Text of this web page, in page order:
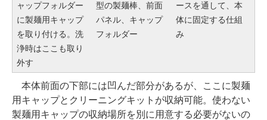
ャップフォルダー
に製麺用キャップ
を取り付ける。洗
浄時はここも取り
外す
型の製麺棒、前面
パネル、キャップ
フォルダー
ースを通して、本
体に固定する仕組
み
本体前面の下部には凹んだ部分があるが、ここに製麺
用キャップとクリーニングキットが収納可能。使わない
製麺用キャップの収納場所を別に用意する必要がないの